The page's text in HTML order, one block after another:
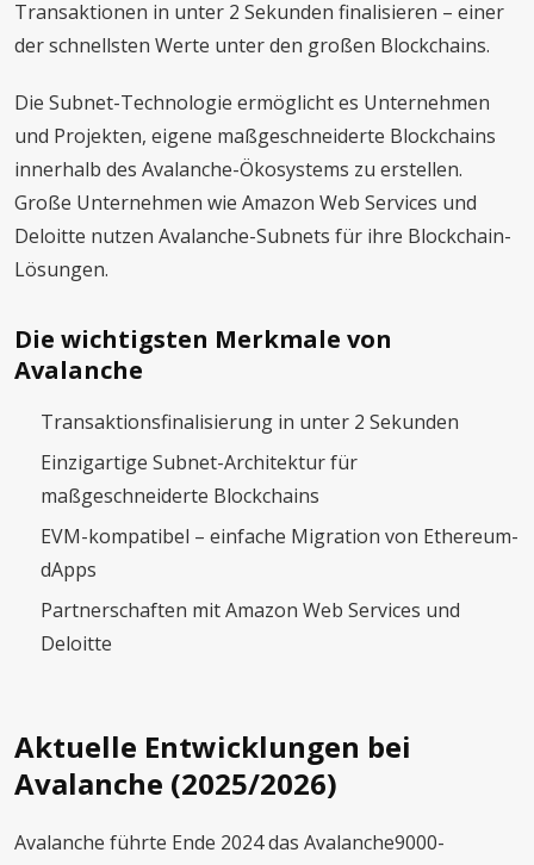
Transaktionen in unter 2 Sekunden finalisieren – einer
der schnellsten Werte unter den großen Blockchains.
Die Subnet-Technologie ermöglicht es Unternehmen
und Projekten, eigene maßgeschneiderte Blockchains
innerhalb des Avalanche-Ökosystems zu erstellen.
Große Unternehmen wie Amazon Web Services und
Deloitte nutzen Avalanche-Subnets für ihre Blockchain-
Lösungen.
Die wichtigsten Merkmale von
Avalanche
Transaktionsfinalisierung in unter 2 Sekunden
Einzigartige Subnet-Architektur für
maßgeschneiderte Blockchains
EVM-kompatibel – einfache Migration von Ethereum-
dApps
Partnerschaften mit Amazon Web Services und
Deloitte
Aktuelle Entwicklungen bei
Avalanche (2025/2026)
Avalanche führte Ende 2024 das Avalanche9000-